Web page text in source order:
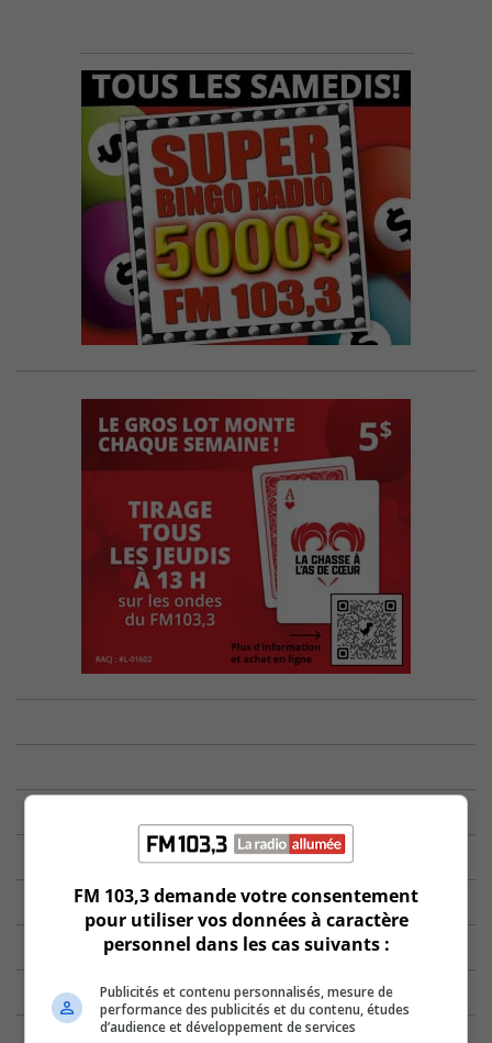
FM 103,3 demande votre consentement
pour utiliser vos données à caractère
personnel dans les cas suivants :
Publicités et contenu personnalisés, mesure de
performance des publicités et du contenu, études
d’audience et développement de services